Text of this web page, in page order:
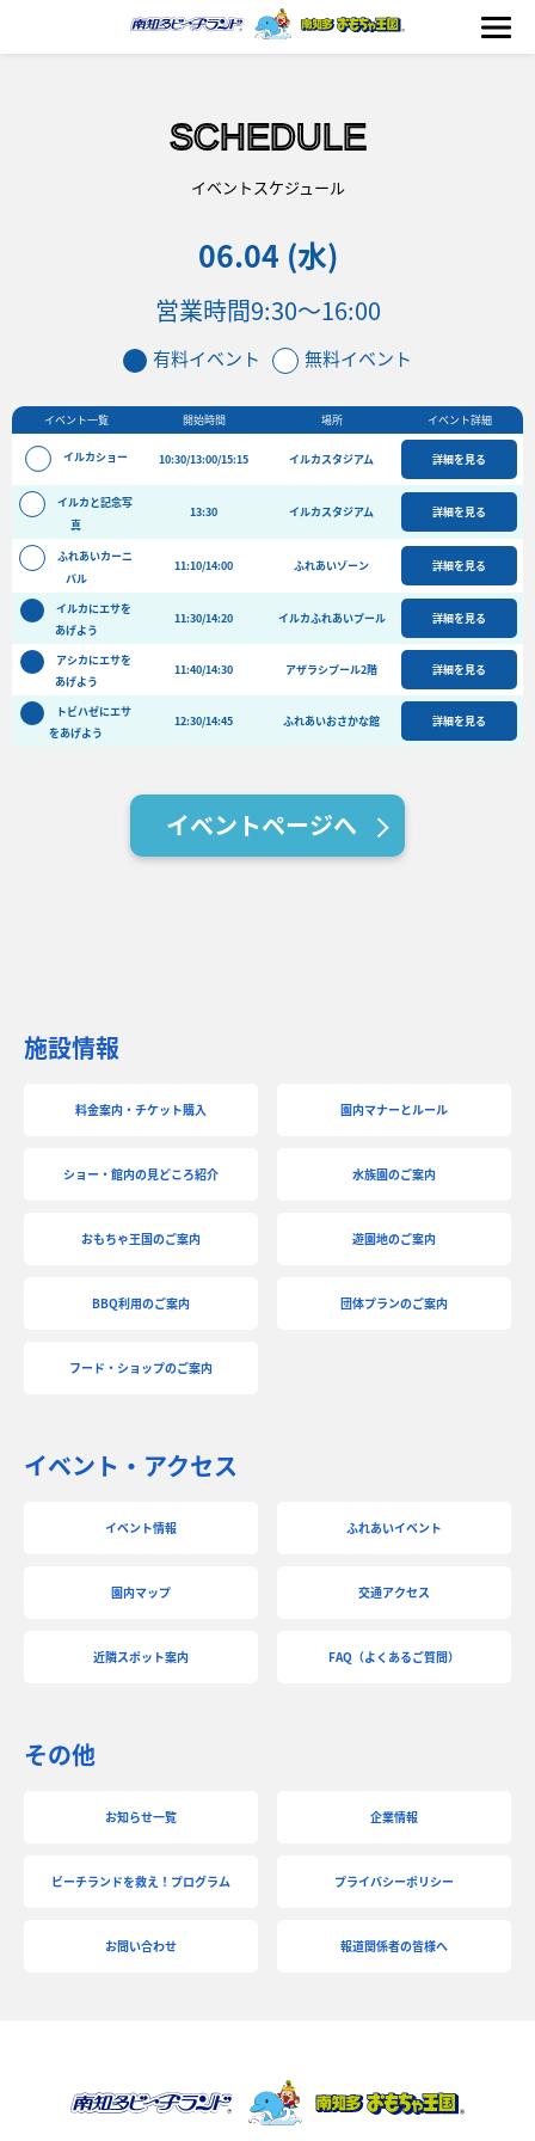
イベント
フード&ショップ
海の生きもの
おもちゃ王国
よくある質問
団体向けプラン情報 ビーチランド支援プログラム
SCHEDULE
イベントスケジュール
06.04 (水)
営業時間9:30～16:00
有料イベント 無料イベント
イベント一覧 開始時間 場所 イベント詳細
イルカショー 10:30/13:00/15:15 イルカスタジアム 詳細を見る
イルカと記念写
真
13:30 イルカスタジアム 詳細を見る
ふれあいカーニ
バル
11:10/14:00 ふれあいゾーン 詳細を見る
イルカにエサを
あげよう
11:30/14:20 イルカふれあいプール 詳細を見る
アシカにエサを
あげよう
11:40/14:30 アザラシプール2階 詳細を見る
トビハゼにエサ
をあげよう
12:30/14:45 ふれあいおさかな館 詳細を見る
イベントページへ
施設情報
料金案内・チケット購入 園内マナーとルール
ショー・館内の見どころ紹介 水族園のご案内
おもちゃ王国のご案内 遊園地のご案内
BBQ利用のご案内 団体プランのご案内
フード・ショップのご案内
イベント・アクセス
イベント情報 ふれあいイベント
園内マップ 交通アクセス
近隣スポット案内 FAQ（よくあるご質問）
その他
お知らせ一覧 企業情報
ビーチランドを救え！プログラム プライバシーポリシー
お問い合わせ 報道関係者の皆様へ